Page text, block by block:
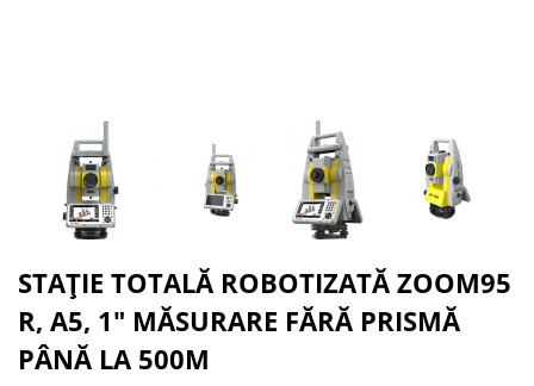
STAȚIE TOTALĂ ROBOTIZATĂ ZOOM95
R, A5, 1" MĂSURARE FĂRĂ PRISMĂ
PÂNĂ LA 500M